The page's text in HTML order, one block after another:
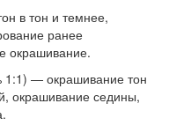
в тон и темнее,
ранее
окрашивание.
1:1) — окрашивание тон
окрашивание седины,